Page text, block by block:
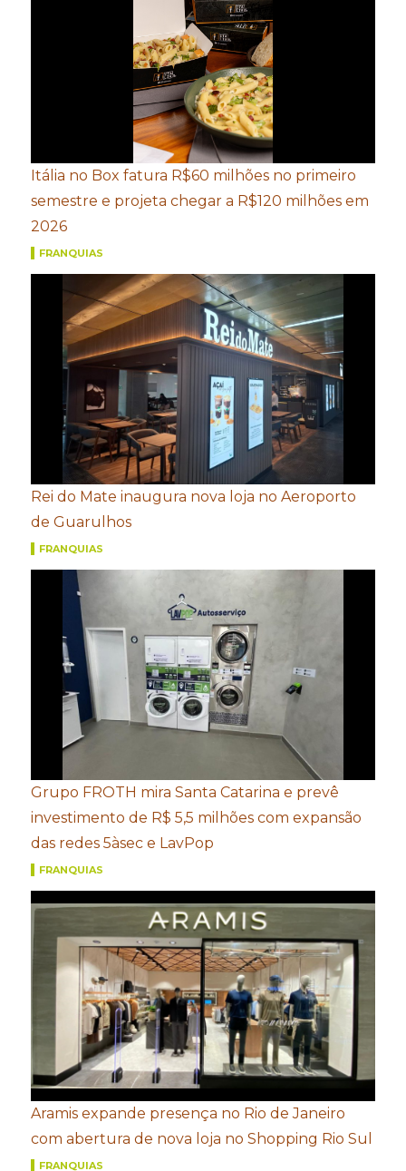
Itália no Box fatura R$60 milhões no primeiro
semestre e projeta chegar a R$120 milhões em
2026
FRANQUIAS
Rei do Mate inaugura nova loja no Aeroporto
de Guarulhos
FRANQUIAS
Grupo FROTH mira Santa Catarina e prevê
investimento de R$ 5,5 milhões com expansão
das redes 5àsec e LavPop
FRANQUIAS
Aramis expande presença no Rio de Janeiro
com abertura de nova loja no Shopping Rio Sul
FRANQUIAS